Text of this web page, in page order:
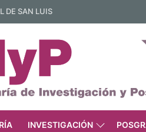
DE SAN LUIS
INVESTIGACIÓN